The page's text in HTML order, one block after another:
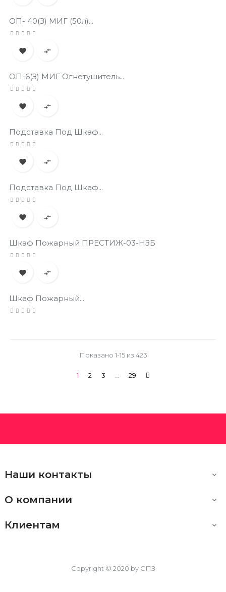
ОП- 40(з) МИГ (50л)...
 
ОП-6(з) МИГ Огнетушитель...
 
Подставка Под Шкаф...
 
Подставка Под Шкаф...
 
Шкаф Пожарный ПРЕСТИЖ-03-НЗБ
 
Шкаф Пожарный...
Показано 1-15 из 423
1 2 3 29
Наши контакты 
О компании 
Клиентам 
Copyright © 2020 by СПЗ